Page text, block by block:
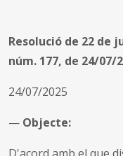
Resolució de 22 de
núm. 177, de 24/07/
24/07/2025
— Objecte:
D'acord amb el que